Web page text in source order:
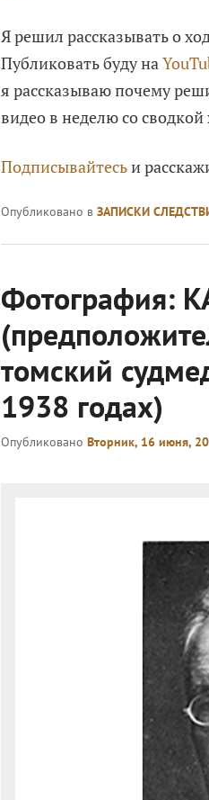
Я решил рассказывать о
Публиковать буду на
я рассказываю почему
видео в неделю со сводкой
Подписывайтесьи
Опубликовано в ЗАПИСКИ
Фотография:
томский
1938 годах)
Опубликовано Вторник, 16 июня,